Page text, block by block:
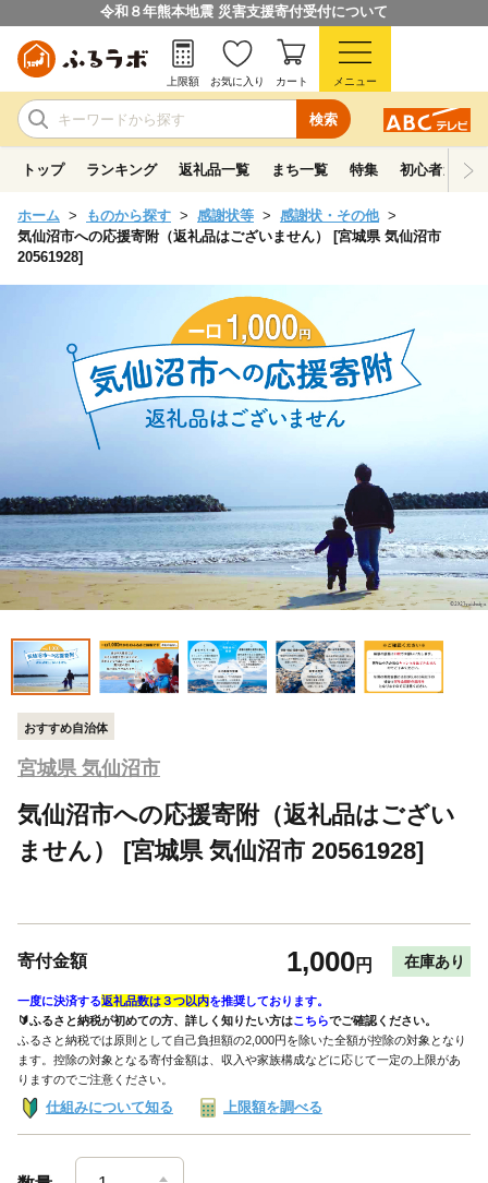
令和８年熊本地震 災害支援寄付受付について
検索
上限額 お気に入り カート メニュー
トップ ランキング 返礼品一覧 まち一覧 特集 初心者ガイド
ホーム ものから探す 感謝状等
感謝状・その他
気仙沼市への応援寄附（返礼品はございません） [宮城県 気仙沼市
20561928]
おすすめ自治体
宮城県 気仙沼市
気仙沼市への応援寄附（返礼品はござい
ません） [宮城県 気仙沼市 20561928]
寄付金額 1,000円 在庫あり
一度に決済する返礼品数は３つ以内を推奨しております。
🔰ふるさと納税が初めての方、詳しく知りたい方はこちらでご確認ください。
ふるさと納税では原則として自己負担額の2,000円を除いた全額が控除の対象となり
ます。控除の対象となる寄付金額は、収入や家族構成などに応じて一定の上限があ
りますのでご注意ください。
仕組みについて知る 上限額を調べる